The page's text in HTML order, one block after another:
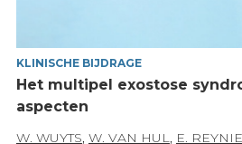
KLINISCHE BIJDRAGE
Het multipel exostose
aspecten
W. WUYTS, W. VAN HUL, E.